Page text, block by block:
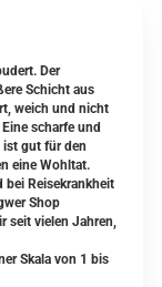
Der
Schicht aus
weich und nicht
scharfe und
ist gut für den
eine Wohltat.
bei Reisekrankheit
Shop
seit vielen Jahren,
Skala von 1 bis